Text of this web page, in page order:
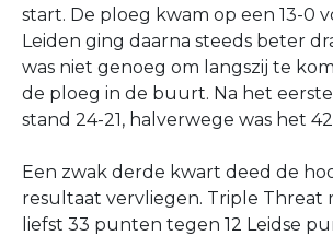
start. De ploeg kwam op een 13-0
Leiden ging daarna steeds beter
was niet genoeg om langszij te
de ploeg in de buurt. Na het
stand 24-21, halverwege was het
Een zwak derde kwart deed de
resultaat vervliegen. Triple Threat
liefst 33 punten tegen 12 Leidse